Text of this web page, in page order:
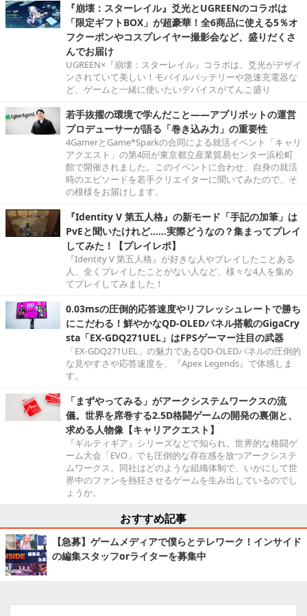
『崩壊：スターレイル』爻光とUGREENのコラボは
「限定ギフトBOX」が超豪華！全6商品に使える5％オ
フクーポンやコスプレイヤー撮影会など、盛りだくさ
んでお届け
UGREEN×『崩壊：スターレイル』コラボは、爻光がデザイ
ンされていて美しい！モバイルバッテリーや急速充電器な
ど、ゲームと一緒に使いたいデバイスがてんこ盛り
若手抜擢の環境で学んだこと――アプリボットの運営
プロデューサーが語る「巻き込み力」の重要性
4GamerとGame*Sparkの合同による就活イベント「キャリ
アクエスト」の第4回が東京都立産業貿易センター浜松町
館で開催されました。このイベントに合わせ、自身の就活
時のエピソードを若手クリエイターに聞いてみたので、そ
の模様をお届けします。
『Identity V 第五人格』の新モード「手記の加筆」は
PvEと聞いたけれど……実際どうなの？集まってプレイ
してみた！【プレイレポ】
『Identity V 第五人格』が好きな人やプレイしたことある
人、全くプレイしたことがない人など、様々な4人を集め
てプレイしてみました！
0.03msの圧倒的応答速度やリフレッシュレートで勝ち
にこだわる！鮮やかなQD-OLEDパネル搭載のGigaCry
sta「EX-GDQ271UEL」はFPSゲーマー注目の武器
「EX-GDQ271UEL」の魅力であるQD-OLEDパネルの圧倒的
な見やすさや応答速度を、『Apex Legends』で体感しま
す。
「まずやってみる」がアークシステムワークスの流
儀。世界を席巻する2.5D格闘ゲームの開発の裏側と、
求める人物像【キャリアクエスト】
『ギルティギア』シリーズなどで知られ、世界的な格闘ゲ
ーム大会「EVO」でも圧倒的な存在感を放つアークシステ
ムワークス。同社はどのような組織体制で、いかにして世
界中のファンを熱狂させるゲームを生み出しているのでし
ょうか。
おすすめ記事
【急募】ゲームメディアで僕らとテレワーク！インサイド
の編集スタッフorライターを募集中